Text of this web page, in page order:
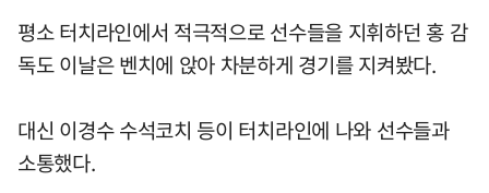
평소 터치라인에서 적극적으로 선수들을 지휘하던 홍 감
독도 이날은 벤치에 앉아 차분하게 경기를 지켜봤다.
대신 이경수 수석코치 등이 터치라인에 나와 선수들과
소통했다.